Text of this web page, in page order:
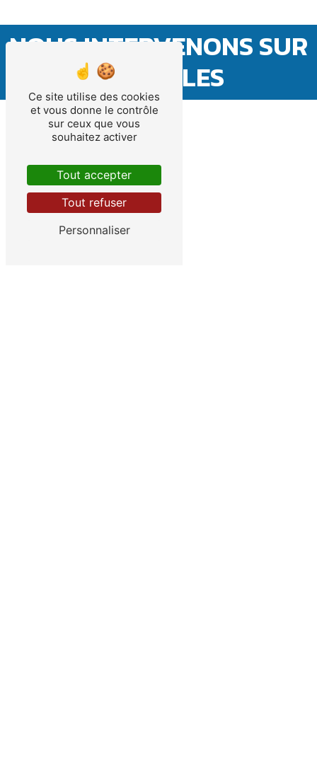
NOUS INTERVENONS SUR
CES VILLES
Bordeaux
Ce site utilise des cookies
et vous donne le contrôle
sur ceux que vous
souhaitez activer
Tout accepter
Tout refuser
Personnaliser